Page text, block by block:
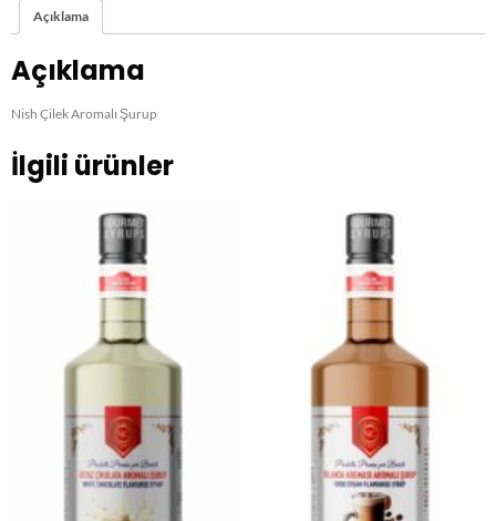
Açıklama
Açıklama
Nish Çilek Aromalı Şurup
İlgili ürünler